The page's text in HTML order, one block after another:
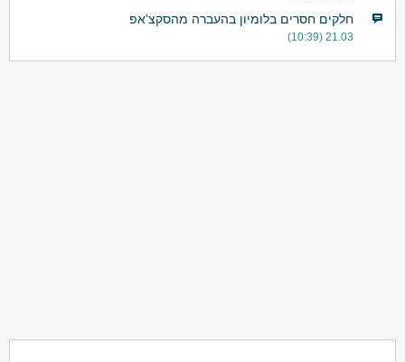
חלקים חסרים בלומיון בהעברה מהסקצ'אפ
21.03 (10:39)